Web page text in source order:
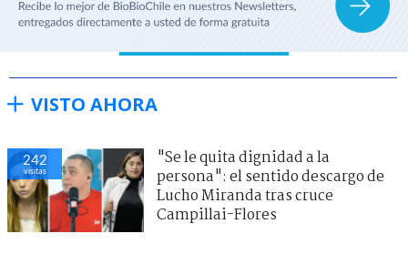
VISTO AHORA
242
visitas
"Se le quita dignidad a la
persona": el sentido descargo de
Lucho Miranda tras cruce
Campillai-Flores